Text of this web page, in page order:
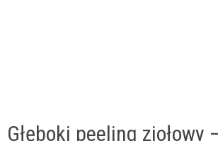
Głęboki peeling ziołowy